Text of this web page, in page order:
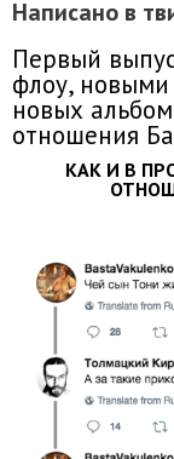
Написано в
Первый
флоу,
новых
отношения
КАК И В